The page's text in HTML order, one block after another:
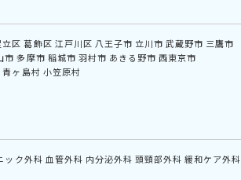
立区 葛飾区 江戸川区 八王子市 立川市 武蔵野市 三鷹市
市 多摩市 稲城市 羽村市 あきる野市 西東京市
青ヶ島村 小笠原村
ック外科 血管外科 内分泌外科 頭頸部外科 緩和ケア外科